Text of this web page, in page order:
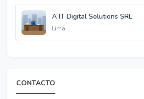
A IT Digital Solutions SRL
Lima
CONTACTO